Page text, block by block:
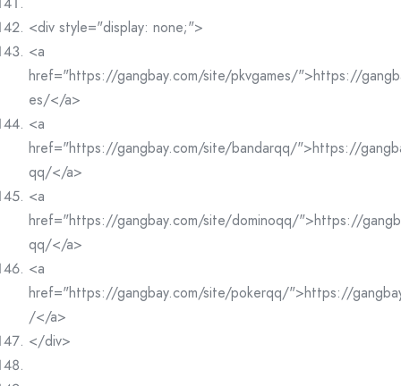
<div style="display: none;">
<a
href="https://gangbay.com/site/pkvgames/">https://
es/</a>
<a
href="https://gangbay.com/site/bandarqq/">https://
qq/</a>
<a
href="https://gangbay.com/site/dominoqq/">https://
qq/</a>
<a
href="https://gangbay.com/site/pokerqq/">https://
/</a>
</div>